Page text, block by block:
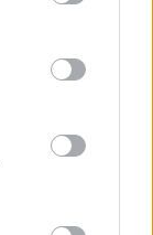
party tags to
below Google